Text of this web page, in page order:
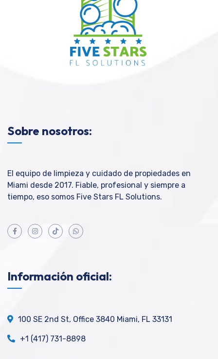
Sobre nosotros:
El equipo de limpieza y cuidado de propiedades en
Miami desde 2017. Fiable, profesional y siempre a
tiempo, eso somos Five Stars FL Solutions.
Información oficial:
100 SE 2nd St, Office 3840 Miami, FL 33131
+1 (417) 731-8898